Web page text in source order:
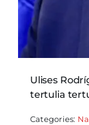
Ulises
tertulia
Categories: